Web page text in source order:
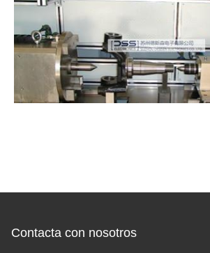
Contacta con nosotros